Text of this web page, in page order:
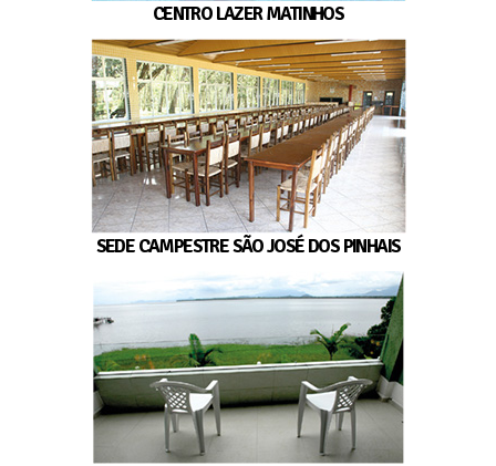
CENTRO LAZER MATINHOS
SEDE CAMPESTRE SÃO JOSÉ DOS PINHAIS